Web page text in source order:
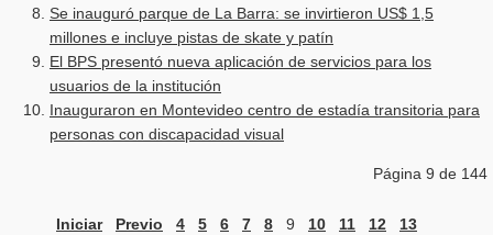
Se inauguró parque de La Barra: se invirtieron US$ 1,5
millones e incluye pistas de skate y patín
El BPS presentó nueva aplicación de servicios para los
usuarios de la institución
Inauguraron en Montevideo centro de estadía transitoria para
personas con discapacidad visual
Página 9 de 144
Iniciar Previo 4 5 6 7 8 9 10 11 12
13